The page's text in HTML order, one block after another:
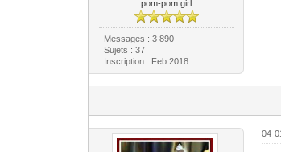
pom-pom girl
Messages : 3 890
Sujets : 37
Inscription : Feb 2018
04-